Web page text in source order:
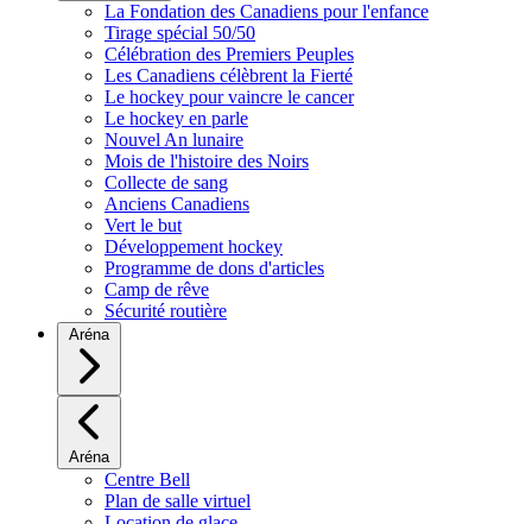
La Fondation des Canadiens pour l'enfance
Tirage spécial 50/50
Célébration des Premiers Peuples
Les Canadiens célèbrent la Fierté
Le hockey pour vaincre le cancer
Le hockey en parle
Nouvel An lunaire
Mois de l'histoire des Noirs
Collecte de sang
Anciens Canadiens
Vert le but
Développement hockey
Programme de dons d'articles
Camp de rêve
Sécurité routière
Aréna
Aréna
Centre Bell
Plan de salle virtuel